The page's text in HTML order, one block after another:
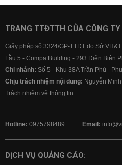
Lãi suất ngân hàng BIDV
Lãi suất ngân hàng
TRANG TTĐTTH CỦA CÔNG TY
Giấy phép số 3324/GP-TTĐT do Sở
Lầu 5 - Compa Building - 293 Điện Biên
Chi nhánh: Số 5 - Khu 38A Trần Phú -
Chịu trách nhiệm nội dung: Nguyễn
Trách nhiệm về thông tin
Hotline: 0975798489 Email:
DỊCH VỤ QUẢNG CÁO: